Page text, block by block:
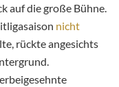
auf die große Bühne.
nicht
rückte angesichts